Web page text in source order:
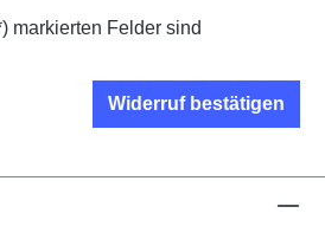
markierten Felder sind
Widerruf bestätigen